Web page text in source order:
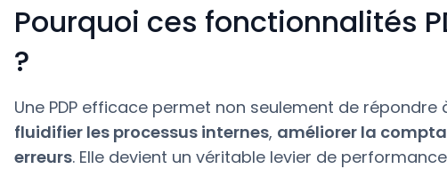
Pourquoi ces fonctionnalités
?
Une PDP efficace permet non seulement de répondre
fluidifier les processus internes, améliorer la
erreurs. Elle devient un véritable levier de